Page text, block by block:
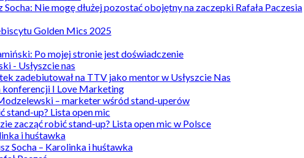
Socha: Nie mogę dłużej pozostać obojętny na zaczepki Rafała Paczesia
Golden Mics 2025
Po mojej stronie jest doświadczenie
zadebiutował na TTV jako mentor w Usłyszcie Nas
– marketer wśród stand-uperów
zacząć robić stand-up? Lista open mic w Polsce
Socha – Karolinka i huśtawka